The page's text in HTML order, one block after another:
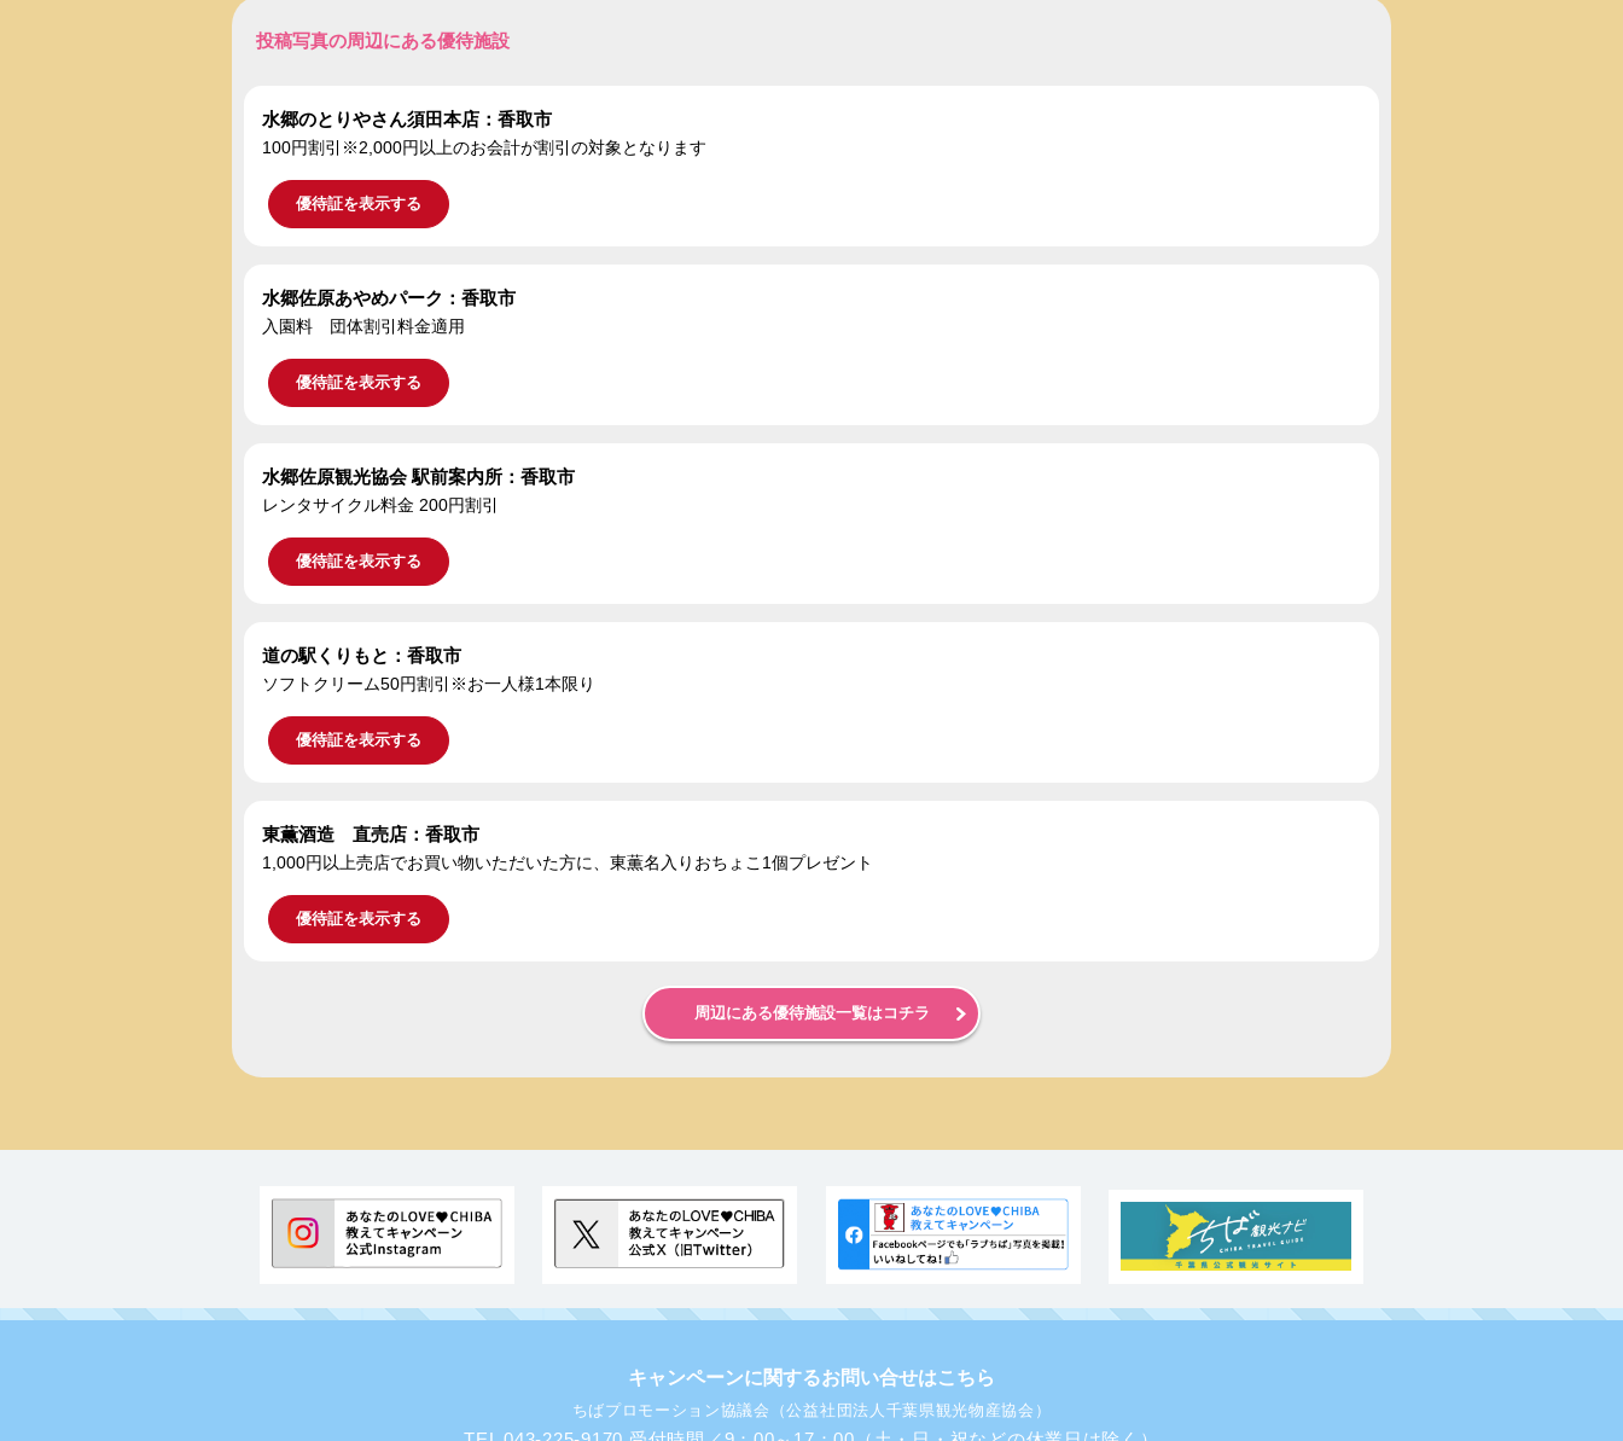
投稿写真の周辺にある優待施設
水郷のとりやさん須田本店：香取市
100円割引※2,000円以上のお会計が割引の対象となります
優待証を表示する
水郷佐原あやめパーク：香取市
入園料 団体割引料金適用
優待証を表示する
水郷佐原観光協会 駅前案内所：香取市
レンタサイクル料金 200円割引
優待証を表示する
道の駅くりもと：香取市
ソフトクリーム50円割引※お一人様1本限り
優待証を表示する
東薫酒造 直売店：香取市
1,000円以上売店でお買い物いただいた方に、東薫名入りおちょこ1個プレゼント
優待証を表示する
周辺にある優待施設一覧はコチラ
キャンペーンに関するお問い合せはこちら
ちばプロモーション協議会（公益社団法人千葉県観光物産協会）